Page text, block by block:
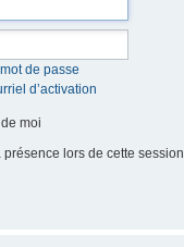
de passe
d’activation
moi
présence lors de cette session